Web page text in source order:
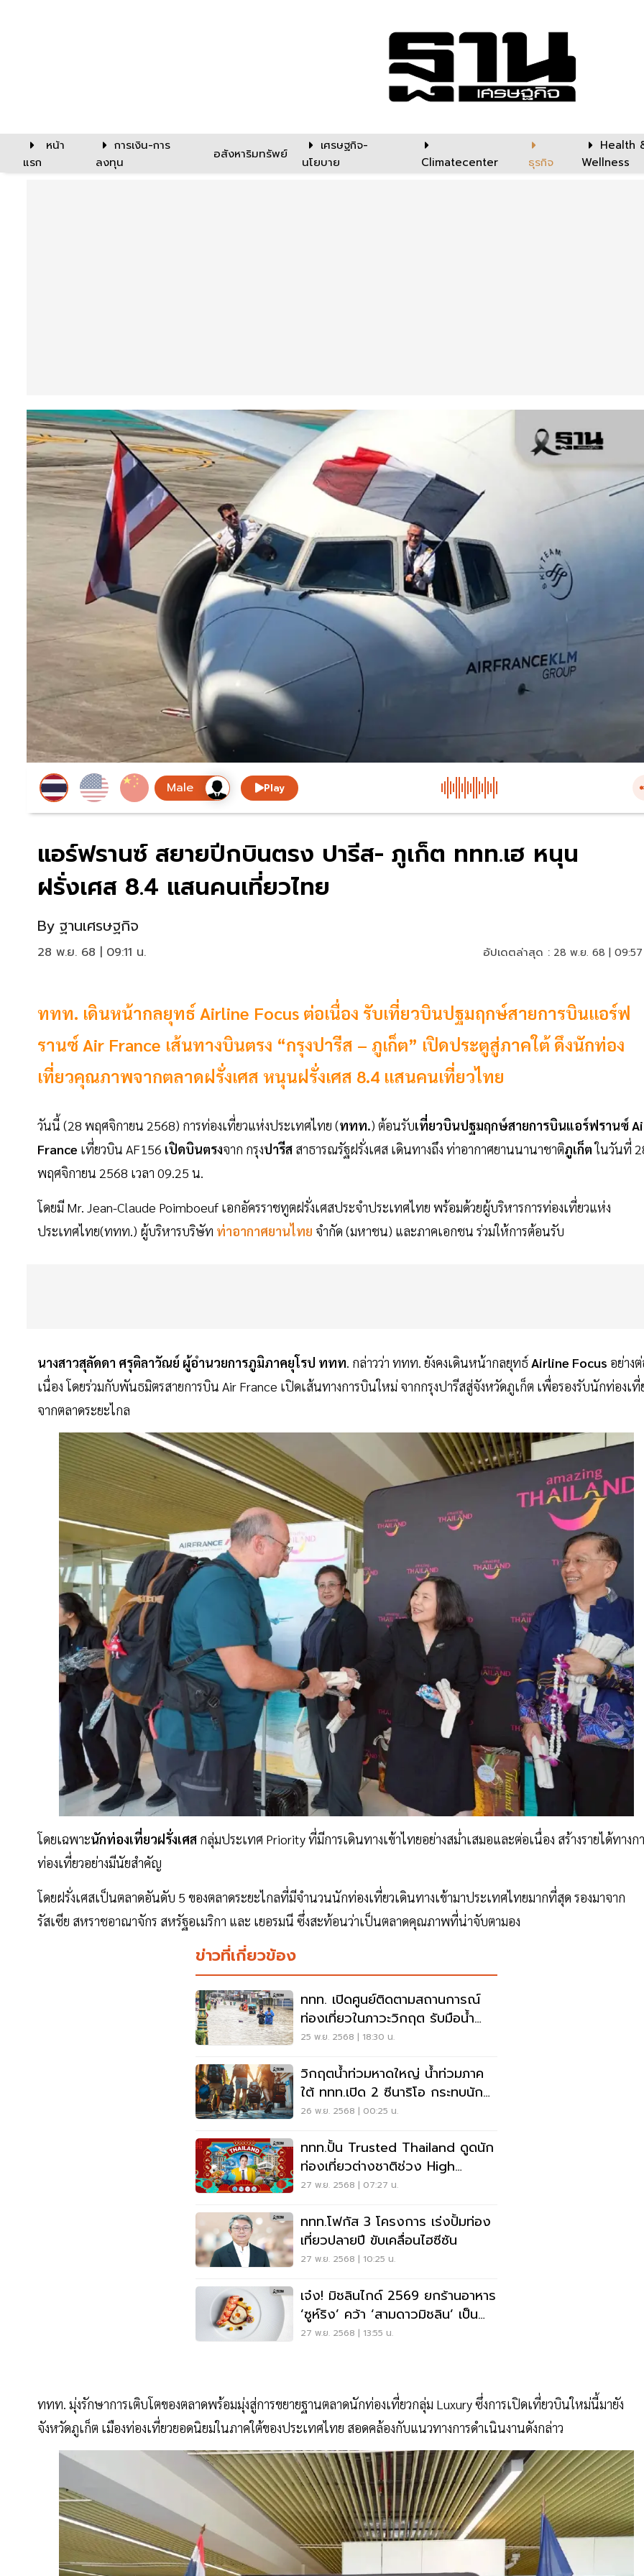
หน้า
แรก
การเงิน-การ
ลงทุน
อสังหาริมทรัพย์
เศรษฐกิจ-
นโยบาย
Climatecenter ธุรกิจ
Health
Wellness
Play
แอร์ฟรานซ์ สยายปีกบินตรง ปารีส- ภูเก็ต ททท.เฮ หนุน
ฝรั่งเศส 8.4 แสนคนเที่ยวไทย
By ฐานเศรษฐกิจ
28 พ.ย. 68 | 09:11 น. อัปเดตล่าสุด : 28 พ.ย. 68 |
ททท. เดินหน้ากลยุทธ์ Airline Focus ต่อเนื่อง รับเที่ยวบินปฐมฤกษ์สายการบินแอร์ฟ
รานซ์ Air France เส้นทางบินตรง “กรุงปารีส – ภูเก็ต” เปิดประตูสู่ภาคใต้ ดึงนักท่อง
เที่ยวคุณภาพจากตลาดฝรั่งเศส หนุนฝรั่งเศส 8.4 แสนคนเที่ยวไทย
วันนี้ (28 พฤศจิกายน 2568) การท่องเที่ยวแห่งประเทศไทย (ททท.) ต้อนรับเที่ยวบินปฐมฤกษ์สายการบินแอร์ฟรานซ์
France เที่ยวบิน AF156 เปิดบินตรงจาก กรุงปารีส สาธารณรัฐฝรั่งเศส เดินทางถึง ท่าอากาศยานนานาชาติภูเก็ตในวันที่
พฤศจิกายน 2568 เวลา 09.25 น.
โดยมี Mr. Jean-Claude Poimboeuf เอกอัครราชทูตฝรั่งเศสประจำประเทศไทย พร้อมด้วยผู้บริหารการท่องเที่ยวแห่ง
ประเทศไทย(ททท.) ผู้บริหารบริษัท ท่าอากาศยานไทย จำกัด (มหาชน) และภาคเอกชน ร่วมให้การต้อนรับ
นางสาวสุลัดดา ศรุติลาวัณย์ ผู้อำนวยการภูมิภาคยุโรป ททท. กล่าวว่า ททท. ยังคงเดินหน้ากลยุทธ์Airline Focus อย่าง
เนื่อง โดยร่วมกับพันธมิตรสายการบิน Air France เปิดเส้นทางการบินใหม่ จากกรุงปารีสสู่จังหวัดภูเก็ต เพื่อรองรับนักท่องเที่
จากตลาดระยะไกล
โดยเฉพาะนักท่องเที่ยวฝรั่งเศส กลุ่มประเทศ Priority ที่มีการเดินทางเข้าไทยอย่างสม่ำเสมอและต่อเนื่อง สร้างรายได้ทางก
ท่องเที่ยวอย่างมีนัยสำคัญ
โดยฝรั่งเศสเป็นตลาดอันดับ 5 ของตลาดระยะไกลที่มีจำนวนนักท่องเที่ยวเดินทางเข้ามาประเทศไทยมากที่สุด รองมาจาก
รัสเซีย สหราชอาณาจักร สหรัฐอเมริกา และ เยอรมนี ซึ่งสะท้อนว่าเป็นตลาดคุณภาพที่น่าจับตามอง
ข่าวที่เกี่ยวข้อง
ททท. เปิดศูนย์ติดตามสถานการณ์
ท่องเที่ยวในภาวะวิกฤต รับมือน้ำ
ท่วมภาคใต้
25 พ.ย. 2568 | 18:30 น.
วิกฤตน้ำท่วมหาดใหญ่ น้ำท่วมภาค
ใต้ ททท.เปิด 2 ซีนาริโอ กระทบนัก
ท่องเที่ยวปี 2568 หด
26 พ.ย. 2568 | 00:25 น.
ททท.ปั้น Trusted Thailand ดูดนัก
ท่องเที่ยวต่างชาติช่วง High
Season
27 พ.ย. 2568 | 07:27 น.
ททท.โฟกัส 3 โครงการ เร่งปั้มท่อง
เที่ยวปลายปี ขับเคลื่อนไฮซีซัน
27 พ.ย. 2568 | 10:25 น.
เจ๋ง! มิชลินไกด์ 2569 ยกร้านอาหาร
‘ซูห์ริง’ คว้า ‘สามดาวมิชลิน’ เป็น
ร้านที่ 2 ในไทย
27 พ.ย. 2568 | 13:55 น.
ททท. มุ่งรักษาการเติบโตของตลาดพร้อมมุ่งสู่การขยายฐานตลาดนักท่องเที่ยวกลุ่ม Luxury ซึ่งการเปิดเที่ยวบินใหม่นี้มายัง
จังหวัดภูเก็ต เมืองท่องเที่ยวยอดนิยมในภาคใต้ของประเทศไทย สอดคล้องกับแนวทางการดำเนินงานดังกล่าว